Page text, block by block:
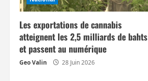
o
n
d
’
Les exportations de cannabis
atteignent les 2,5 milliards de bahts
et passent au numérique
Geo Valin 28 Juin 2026